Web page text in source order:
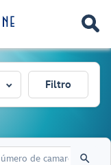
Filtro